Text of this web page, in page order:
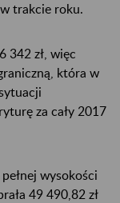
trakcie roku.
342 zł, więc
która w
za cały 2017
wysokości
49 490,82 zł